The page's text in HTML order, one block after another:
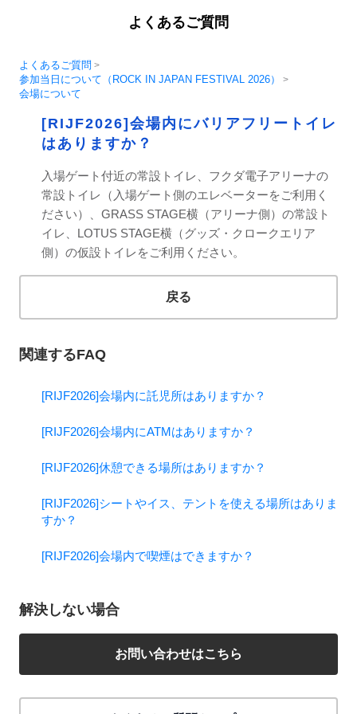
よくあるご質問
よくあるご質問 >
参加当日について（ROCK IN JAPAN FESTIVAL 2026） >
会場について
[RIJF2026]会場内にバリアフリートイレ
はありますか？
入場ゲート付近の常設トイレ、フクダ電子アリーナの
常設トイレ（入場ゲート側のエレベーターをご利用く
ださい）、GRASS STAGE横（アリーナ側）の常設ト
イレ、LOTUS STAGE横（グッズ・クロークエリア
側）の仮設トイレをご利用ください。
戻る
関連するFAQ
[RIJF2026]会場内に託児所はありますか？
[RIJF2026]会場内にATMはありますか？
[RIJF2026]休憩できる場所はありますか？
[RIJF2026]シートやイス、テントを使える場所はありま
すか？
[RIJF2026]会場内で喫煙はできますか？
解決しない場合
お問い合わせはこちら